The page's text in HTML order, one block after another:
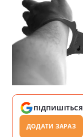
ПІДПИШІТЬСЯ
ДОДАТИ ЗАРАЗ